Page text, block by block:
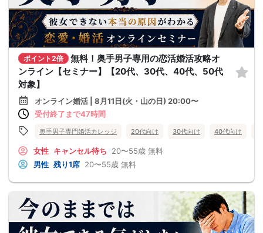
ポイント2倍
無料！奥手男子専用の恋活婚活攻略オ
ンライン【セミナー】【20代、30代、40代、50代
対象】
オンライン婚活 | 8月11日(火・山の日) 20:00〜
受付終了まで47時間
奥手男子専門婚活カレッジ 20代向け 30代向け 40代向け
女性 キャンセル待ち 20〜55歳 無料
男性 残り1席 20〜55歳 無料